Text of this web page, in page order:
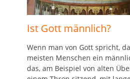
Ist Gott männlich?
Wenn man von Gott spricht,
meisten Menschen ein
das, am Beispiel von alten